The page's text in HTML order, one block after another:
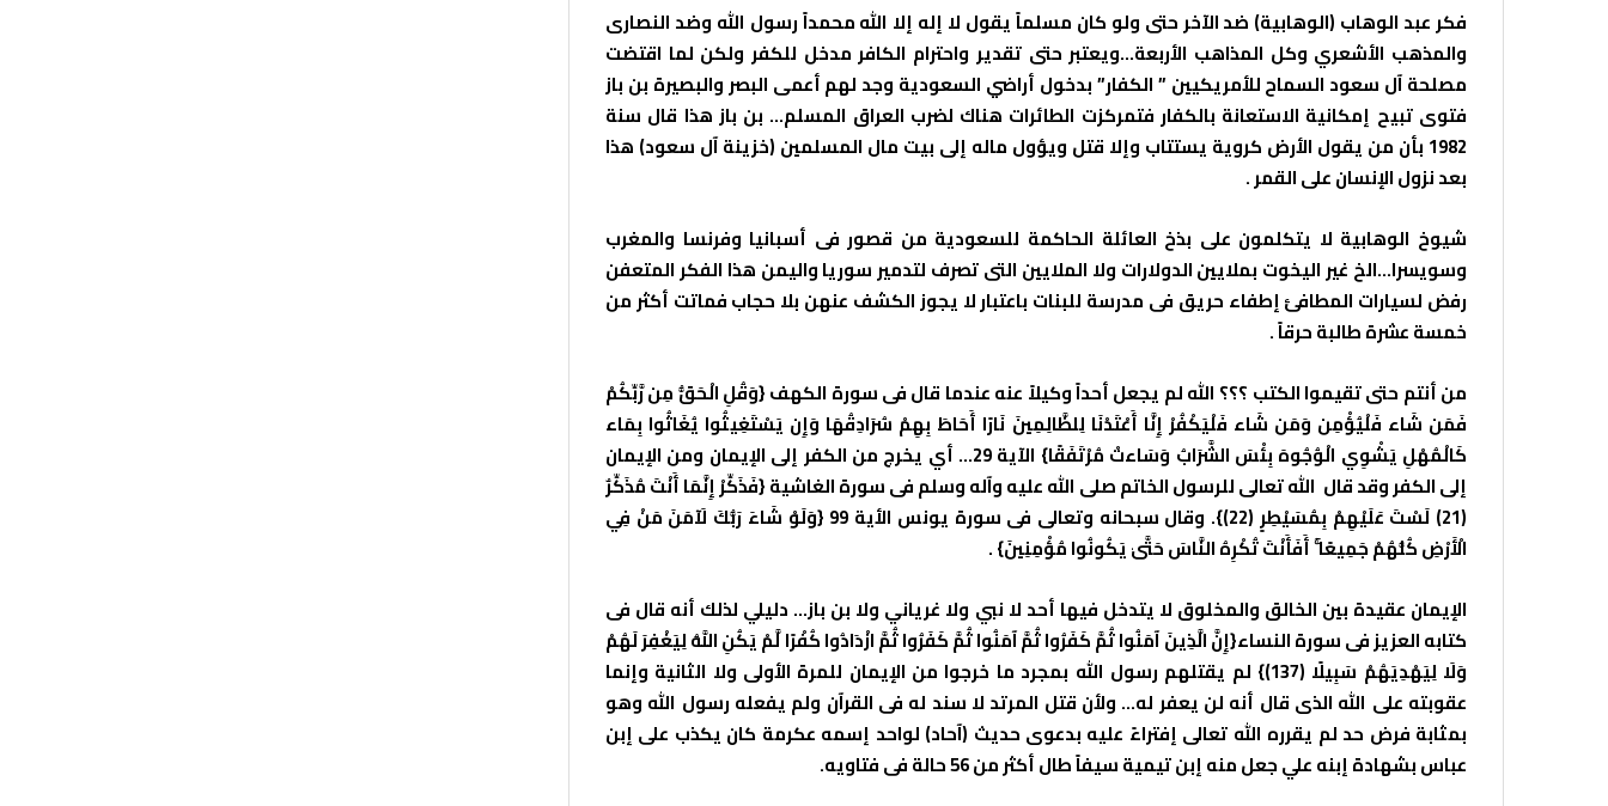
فكر عبد الوهاب (الوهابية) ضد الآخر حتى ولو كان مسلماً يقول لا إله إلا الله محمداً رسول الله وضد النصارى
والمذهب الأشعري وكل المذاهب الأربعة…ويعتبر حتى تقدير واحترام الكافر مدخل للكفر ولكن لما اقتضت
مصلحة آل سعود السماح للأمريكيين ” الكفار” بدخول أراضي السعودية وجد لهم أعمى البصر والبصيرة بن باز
فتوى تبيح إمكانية الاستعانة بالكفار فتمركزت الطائرات هناك لضرب العراق المسلم… بن باز هذا قال سنة
1982 بأن من يقول الأرض كروية يستتاب وإلا قتل ويؤول ماله إلى بيت مال المسلمين (خزينة آل سعود) هذا
بعد نزول الإنسان على القمر .
شيوخ الوهابية لا يتكلمون على بذخ العائلة الحاكمة للسعودية من قصور فى أسبانيا وفرنسا والمغرب
وسويسرا…الخ غير اليخوت بملايين الدولارات ولا الملايين التى تصرف لتدمير سوريا واليمن هذا الفكر المتعفن
رفض لسيارات المطافئ إطفاء حريق فى مدرسة للبنات باعتبار لا يجوز الكشف عنهن بلا حجاب فماتت أكثر من
خمسة عشرة طالبة حرقاً .
من أنتم حتى تقيموا الكتب ؟؟؟ الله لم يجعل أحداً وكيلاً عنه عندما قال فى سورة الكهف {وَقُلِ الْحَقُّ مِن رَّبِّكُمْ
فَمَن شَاء فَلْيُؤْمِن وَمَن شَاء فَلْيَكْفُرْ إِنَّا أَعْتَدْنَا لِلظَّالِمِينَ نَارًا أَحَاطَ بِهِمْ سُرَادِقُهَا وَإِن يَسْتَغِيثُوا يُغَاثُوا بِمَاء
كَالْمُهْلِ يَشْوِي الْوُجُوهَ بِئْسَ الشَّرَابُ وَسَاءتْ مُرْتَفَقًا} الآية 29… أي يخرج من الكفر إلى الإيمان ومن الإيمان
إلى الكفر وقد قال الله تعالى للرسول الخاتم صلى الله عليه وآله وسلم فى سورة الغاشية {فَذَكِّرْ إِنَّمَا أَنْتَ مُذَكِّرٌ
(21) لَسْتَ عَلَيْهِمْ بِمُسَيْطِرٍ (22)}. وقال سبحانه وتعالى فى سورة يونس الأية 99 {وَلَوْ شَاءَ رَبُّكَ لَآمَنَ مَنْ فِي
الْأَرْضِ كُلُّهُمْ جَمِيعًا ۚ أَفَأَنْتَ تُكْرِهُ النَّاسَ حَتَّىٰ يَكُونُوا مُؤْمِنِينَ} .
الإيمان عقيدة بين الخالق والمخلوق لا يتدخل فيها أحد لا نبي ولا غرياني ولا بن باز… دليلي لذلك أنه قال فى
كتابه العزيز فى سورة النساء{إِنَّ الَّذِينَ آمَنُوا ثُمَّ كَفَرُوا ثُمَّ آمَنُوا ثُمَّ كَفَرُوا ثُمَّ ازْدَادُوا كُفْرًا لَّمْ يَكُنِ اللَّهُ لِيَغْفِرَ لَهُمْ
وَلَا لِيَهْدِيَهُمْ سَبِيلًا (137)} لم يقتلهم رسول الله بمجرد ما خرجوا من الإيمان للمرة الأولى ولا الثانية وإنما
عقوبته على الله الذى قال أنه لن يعفر له… ولأن قتل المرتد لا سند له فى القرآن ولم يفعله رسول الله وهو
بمثابة فرض حد لم يقرره الله تعالى إفتراءً عليه بدعوى حديث (آحاد) لواحد إسمه عكرمة كان يكذب على إبن
عباس بشهادة إبنه علي جعل منه إبن تيمية سيفاً طال أكثر من 56 حالة فى فتاويه.